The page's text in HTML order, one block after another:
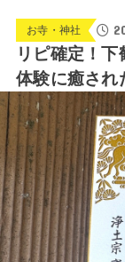
お寺・神社
リピ確定！
体験に癒され